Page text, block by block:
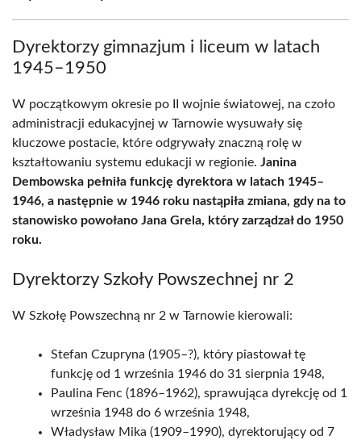
Dyrektorzy gimnazjum i liceum w latach
1945–1950
W początkowym okresie po II wojnie światowej, na czoło
administracji edukacyjnej w Tarnowie wysuwały się
kluczowe postacie, które odgrywały znaczną rolę w
kształtowaniu systemu edukacji w regionie. Janina
Dembowska pełniła funkcję dyrektora w latach 1945–
1946, a następnie w 1946 roku nastąpiła zmiana, gdy na to
stanowisko powołano Jana Grela, który zarządzał do 1950
roku.
Dyrektorzy Szkoły Powszechnej nr 2
W Szkołę Powszechną nr 2 w Tarnowie kierowali:
Stefan Czupryna (1905–?), który piastował tę
funkcję od 1 września 1946 do 31 sierpnia 1948,
Paulina Fenc (1896–1962), sprawująca dyrekcję od 1
września 1948 do 6 września 1948,
Władysław Mika (1909–1990), dyrektorujący od 7